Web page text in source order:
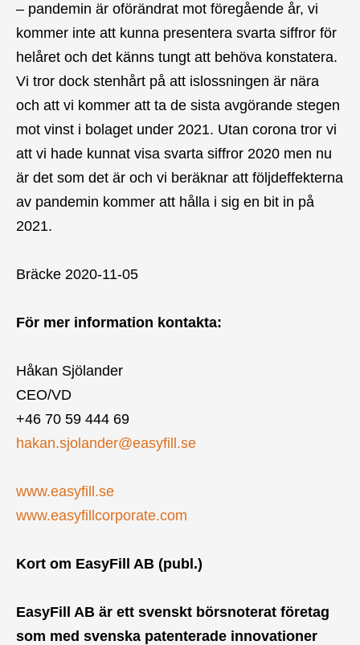
– pandemin är oförändrat mot föregående år, vi
kommer inte att kunna presentera svarta siffror för
helåret och det känns tungt att behöva konstatera.
Vi tror dock stenhårt på att islossningen är nära
och att vi kommer att ta de sista avgörande stegen
mot vinst i bolaget under 2021. Utan corona tror vi
att vi hade kunnat visa svarta siffror 2020 men nu
är det som det är och vi beräknar att följdeffekterna
av pandemin kommer att hålla i sig en bit in på
2021.
Bräcke 2020-11-05
För mer information kontakta:
Håkan Sjölander
CEO/VD
+46 70 59 444 69
hakan.sjolander@easyfill.se
www.easyfill.se
www.easyfillcorporate.com
Kort om EasyFill AB (publ.)
EasyFill AB är ett svenskt börsnoterat företag
som med svenska patenterade innovationer